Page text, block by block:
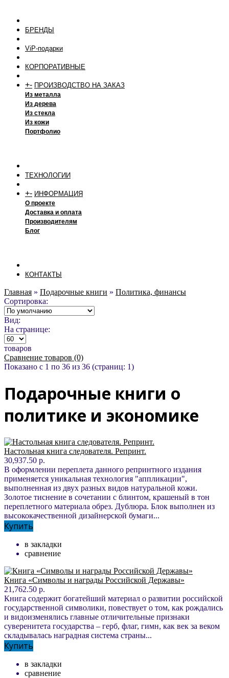
БРЕНДЫ
ViP-подарки
КОРПОРАТИВНЫЕ
+- ПРОИЗВОДСТВО НА ЗАКАЗ
Из металла
Из дерева
Из стекла
Из кожи
Портфолио
ТЕХНОЛОГИИ
+- ИНФОРМАЦИЯ
О проекте
Доставка и оплата
Производителям
Блог
КОНТАКТЫ
Главная » Подарочные книги » Политика, финансы
Сортировка:
Вид:
На странице:
товаров
Сравнение товаров (0)
Показано с 1 по 36 из 36 (страниц: 1)
Подарочные книги о
политике и экономике
Настольная книга следователя. Репринт.
30,937.50 р.
В оформлении переплета данного репринтного издания
применяется уникальная технология "аппликации",
выполненная из двух разных видов натуральной кожи.
Золотое тиснение в сочетании с блинтом, крашеный в тон
переплетного материала обрез. Дублюра. Блок выполнен из
высококачественной дизайнерской бумаги...
Купить
в закладки
сравнение
Книга «Символы и награды Российской Державы»
21,762.50 р.
Книга содержит богатейший материал о развитии российской
государственной символики, повествует о том, как рождались
и видоизменялись главные отличительные признаки
суверенитета государства – герб, флаг, гимн, как век за веком
складывалась наградная система страны...
Купить
в закладки
сравнение